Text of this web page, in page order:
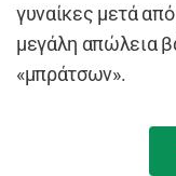
γυναίκες μετά
μεγάλη απώλεια
«μπράτσων».